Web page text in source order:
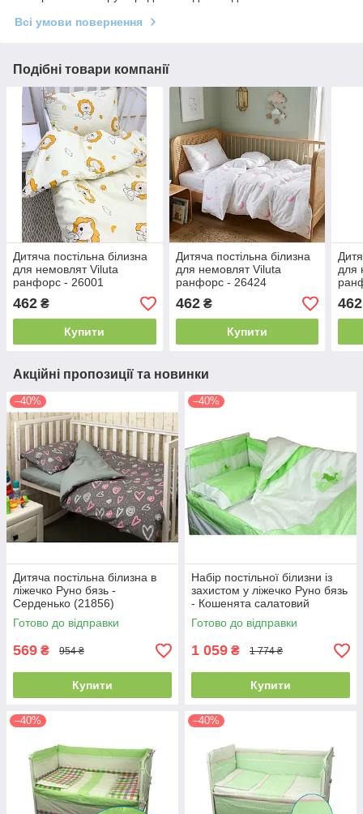
Всі умови повернення
Подібні товари компанії
Дитяча постільна білизна
для немовлят Viluta
ранфорс - 26001
462 ₴
Купити
Дитяча постільна білизна
для немовлят Viluta
ранфорс - 26424
462₴
Купити
для
462
Акційні пропозиції та новинки
–40%
Дитяча постільна білизна в
ліжечко Руно бязь -
Серденько (21856)
Готово до відправки
569 ₴ 954 ₴
Купити
–40%
Набір постільної білизни із
захистом у ліжечко Руно бязь
- Кошенята салатовий
(100000594)
Готово до відправки
1 059 ₴ 1 774 ₴
Купити
–40% –40%